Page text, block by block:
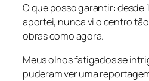
O que posso garantir: desde
aportei, nunca vi o centro
obras como agora.
Meus olhos fatigados se
puderam ver uma